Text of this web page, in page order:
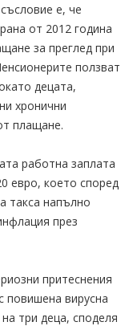
е, че
от 2012 година
за преглед при
ползват
децата,
хронични
плащане.
работна заплата
евро, което според
такса напълно
през
притеснения
повишена вирусна
три деца, споделя